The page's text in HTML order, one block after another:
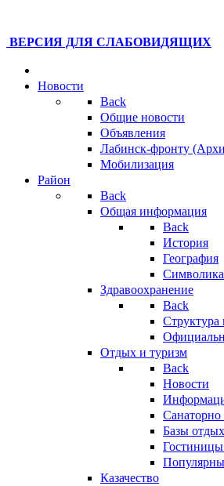
ВЕРСИЯ ДЛЯ СЛАБОВИДЯЩИХ
Новости
Back
Общие новости
Объявления
Лабинск-фронту
Мобилизация
Район
Back
Общая информация
Back
История
География
Символика
Здравоохранение
Back
Структура
Отдых и туризм
Back
Новости
Санаторно
Базы
Гостиницы
Казачество